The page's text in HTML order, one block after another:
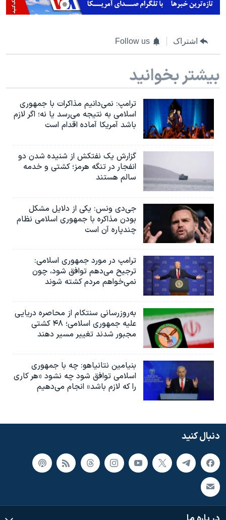
اشتراک Follow us
بیشتر بخوانید
ترامپ: نمی‌دانیم مذاکرات با جمهوری
اسلامی به نتیجه می‌رسد یا نه؛ اگر لازم
باشد آمریکا آماده اقدام است
گزارش یک نفتکش از شنیده شدن دو
انفجار در تنگه هرمز؛ کشتی و خدمه
سالم هستند
جی‌دی ونس: یکی از دلایل مشکل
بودن مذاکره با جمهوری اسلامی نظام
چندپاره آن است
ترامپ در مورد جمهوری اسلامی:
ترجیح می‌دهم توافق شود، چون
نمی‌خواهم مردم کشته شوند
به‌روزرسانی سنتکام از محاصره دریایی
علیه جمهوری اسلامی؛ ۴۸ کشتی
مجبور شدند تغییر مسیر دهند
بنیامین نتانیاهو: چه با جمهوری
اسلامی توافق شود چه نشود «هر کاری
را که لازم باشد» انجام می‌دهیم
دنبال کنید